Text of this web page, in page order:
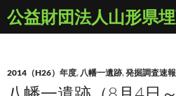
ン
ツ
検
索
2014（H26）年度, 八幡一遺跡,発掘調査速報